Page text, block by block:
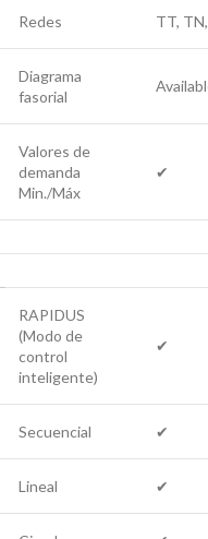
Redes TT,
Diagrama
fasorial
Valores de
demanda
Min./Máx
✔
RAPIDUS
(Modo de
control
inteligente)
✔
Secuencial ✔
Lineal ✔